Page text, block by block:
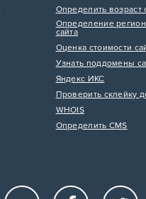
Определить возраст
Определение
сайта
Оценка стоимости
Узнать поддомены
Яндекс ИКС
Проверить склейку
WHOIS
Определить CMS